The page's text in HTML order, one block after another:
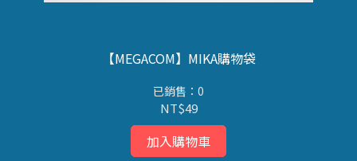
【MEGACOM】MIKA購物袋
已銷售：0
NT$49
加入購物車